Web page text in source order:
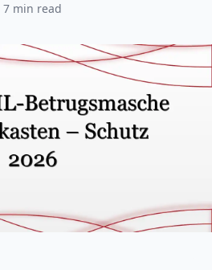
7 min read